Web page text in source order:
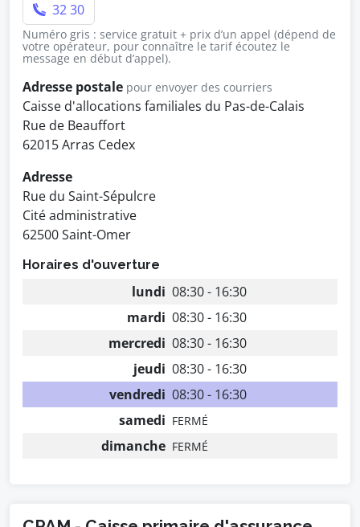
32 30
Numéro gris : service gratuit + prix d’un appel (dépend de
votre opérateur, pour connaître le tarif écoutez le
message en début d’appel).
Adresse postale pour envoyer des courriers
Caisse d'allocations familiales du Pas-de-Calais
Rue de Beauffort
62015 Arras Cedex
Adresse
Rue du Saint-Sépulcre
Cité administrative
62500 Saint-Omer
Horaires d'ouverture
lundi 08:30 - 16:30
mardi 08:30 - 16:30
mercredi 08:30 - 16:30
jeudi 08:30 - 16:30
vendredi 08:30 - 16:30
samedi FERMÉ
dimanche FERMÉ